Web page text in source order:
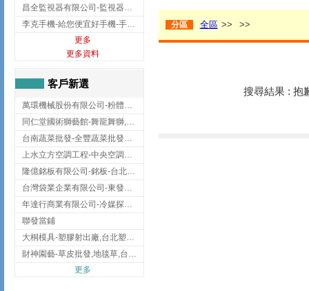
昌全監視器有限公司-監視器安裝,高雄監視器安裝,鳳山區監視器安裝
李克手機-給您便宜好手機-手機收購,屏東手機收購
更多
更多資料
客戶新選
萬環機械股份有限公司-粉體塗裝設備,輸送機,輸送機設備,台南輸送機
同仁堂國術獅藝館-舞龍舞獅,台中舞龍舞獅
台南蔬菜批發-全豐蔬菜批發專送/台南蔬菜箱宅配到府
上水立方空調工程-中央空調規劃,台北中央空調規劃
隆億銘板有限公司-銘板-台北銘板-板橋銘板
台灣袋業企業有限公司-東發企業社/台中太空袋/太空包
年達行商業有限公司-冷媒探漏儀,壓力錶組,真空泵浦,台北冷凍空調材料
聯發當鋪
大桐模具-塑膠射出廠,台北塑膠射出廠
財神園藝-草皮批發,地毯草,台北草,彰化地毯草,彰化台北草
更多
分區 全區 >> >>
搜尋結果 : 抱